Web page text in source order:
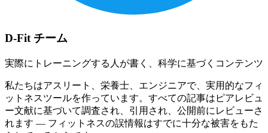
D-Fit チーム
実際にトレーニングする人が書く、科学に基づくコンテンツ
私たちはアスリート、栄養士、エンジニアで、実用的なフィ
ットネスツールを作っています。すべての記事はピアレビュ
ー文献に基づいて調査され、引用され、公開前にレビューさ
れます — フィットネスの誤情報はすでに十分な被害をもた